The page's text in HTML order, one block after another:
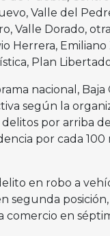
Valle del
Valle Dorado,
Herrera,
Plan
nacional,
según la
delitos por arriba
por cada
en robo a
segunda
comercio en